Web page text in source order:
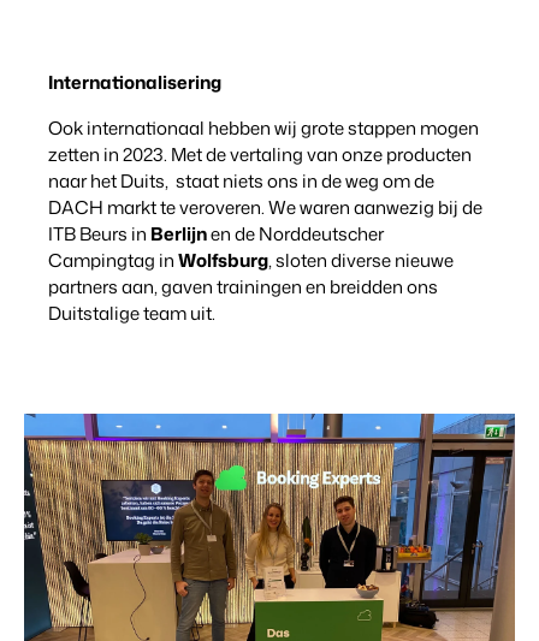
Internationalisering
Ook internationaal hebben wij grote stappen mogen
zetten in 2023. Met de vertaling van onze producten
naar het Duits, staat niets ons in de weg om de
DACH markt te veroveren. We waren aanwezig bij de
ITB Beurs in Berlijnen de Norddeutscher
Campingtag inWolfsburg, sloten diverse nieuwe
partners aan, gaven trainingen en breidden ons
Duitstalige team uit.